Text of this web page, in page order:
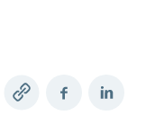
Copy
FacebookLinkedIn